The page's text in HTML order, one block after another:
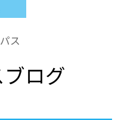
ス
ログ